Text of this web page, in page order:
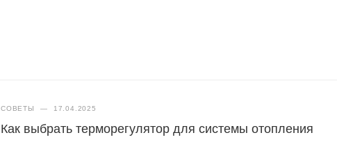
СОВЕТЫ — 17.04.2025
Как выбрать терморегулятор для системы отопления